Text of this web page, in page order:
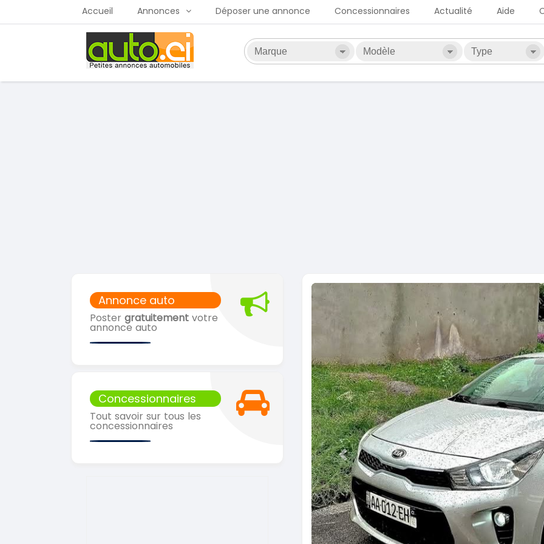
Accueil Annonces Déposer une annonce Concessionnaires Actualité Aide
Annonce auto
Poster gratuitement votre
annonce auto
Concessionnaires
Tout savoir sur tous les
concessionnaires
Previous